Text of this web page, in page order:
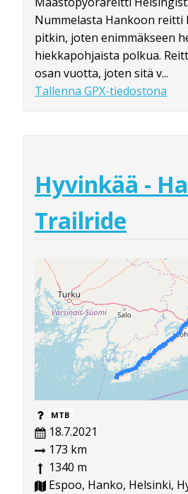
Nummelasta Hankoon reitti
pitkin, joten enimmäkseen
hiekkapohjaista polkua.
osan vuotta, joten sitä v...
Tallenna GPX-tiedostona
Hyvinkää -
Trailride
MTB
18.7.2021
173 km
1340 m
Espoo, Hanko, Helsinki,